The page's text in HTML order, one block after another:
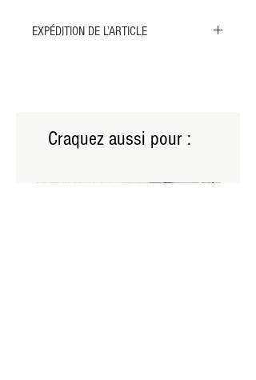
EXPÉDITION DE L’ARTICLE
livraison.Craquez aussi pour :